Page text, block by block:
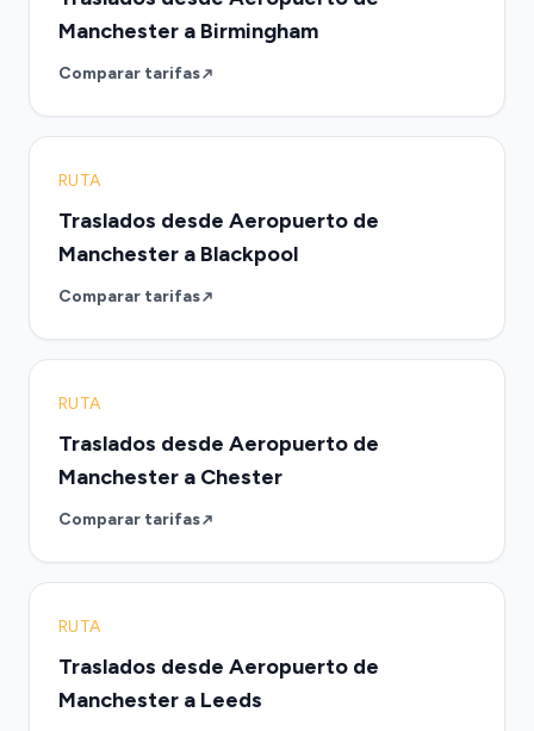
Manchester a Birmingham
Comparar tarifas
RUTA
Traslados desde Aeropuerto de
Manchester a Blackpool
Comparar tarifas
RUTA
Traslados desde Aeropuerto de
Manchester a Chester
Comparar tarifas
RUTA
Traslados desde Aeropuerto de
Manchester a Leeds